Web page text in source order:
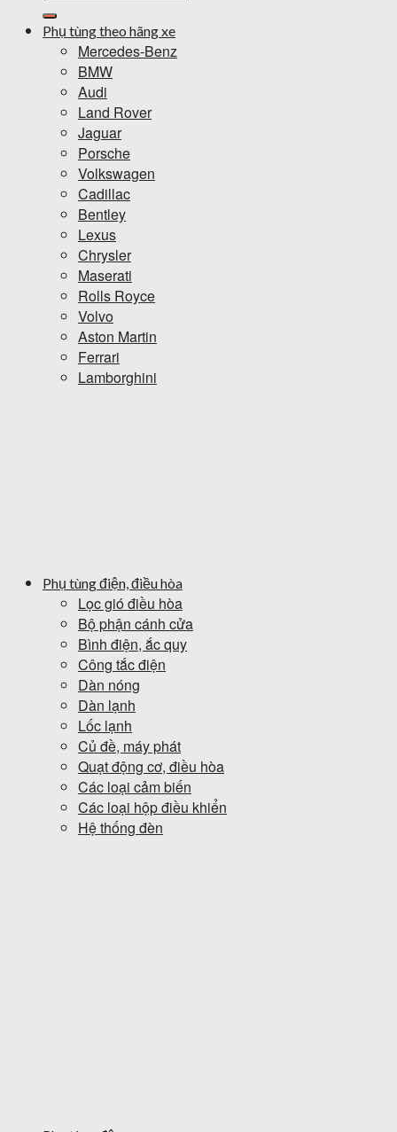
Phụ tùng theo hãng xe
Mercedes-Benz
BMW
Audi
Land Rover
Jaguar
Porsche
Volkswagen
Cadillac
Bentley
Lexus
Chrysler
Maserati
Rolls Royce
Volvo
Aston Martin
Ferrari
Lamborghini
Phụ tùng điện, điều hòa
Lọc gió điều hòa
Bộ phận cánh cửa
Bình điện, ắc quy
Công tắc điện
Dàn nóng
Dàn lạnh
Lốc lạnh
Củ đề, máy phát
Quạt động cơ, điều hòa
Các loại cảm biến
Các loại hộp điều khiển
Hệ thống đèn